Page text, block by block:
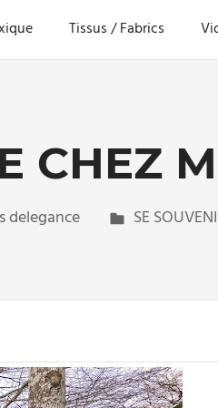
Tissus / Fabrics
CHEZ
delegance SE